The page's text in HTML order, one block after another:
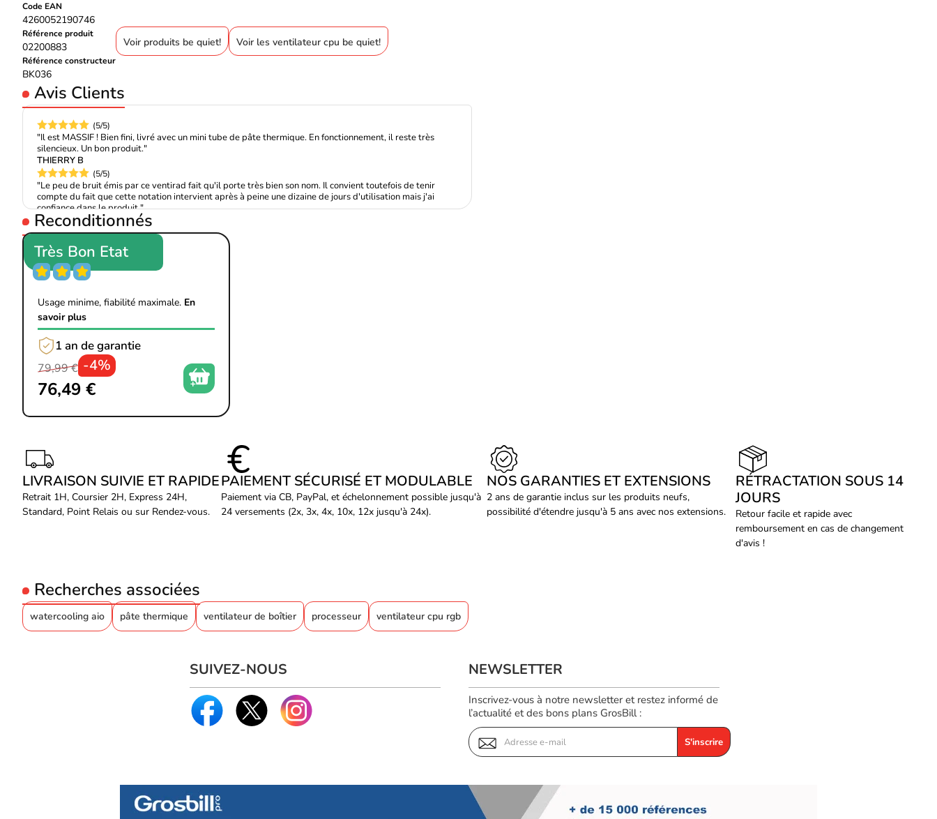
Code EAN
4260052190746
Référence produit
02200883
Référence constructeur
BK036
Voir produits be quiet! Voir les ventilateur cpu be quiet!
Avis Clients
(5/5)
"Il est MASSIF ! Bien fini, livré avec un mini tube de pâte thermique. En fonctionnement, il reste très
silencieux. Un bon produit."
THIERRY B
(5/5)
"Le peu de bruit émis par ce ventirad fait qu'il porte très bien son nom. Il convient toutefois de tenir
compte du fait que cette notation intervient après à peine une dizaine de jours d'utilisation mais j'ai
confiance dans le produit."
FRANCIS F
Reconditionnés
Très Bon Etat
Usage minime, fiabilité maximale. En
savoir plus
1 an de garantie
79,99 € -4%
76,49 €
LIVRAISON SUIVIE ET RAPIDE
Retrait 1H, Coursier 2H, Express 24H,
Standard, Point Relais ou sur Rendez-vous.
PAIEMENT SÉCURISÉ ET MODULABLE
Paiement via CB, PayPal, et échelonnement possible jusqu'à
24 versements (2x, 3x, 4x, 10x, 12x jusqu'à 24x).
NOS GARANTIES ET EXTENSIONS
2 ans de garantie inclus sur les produits neufs,
possibilité d'étendre jusqu'à 5 ans avec nos extensions.
RÉTRACTATION SOUS 14
JOURS
Retour facile et rapide avec
remboursement en cas de changement
d'avis !
Recherches associées
watercooling aio pâte thermique ventilateur de boîtier processeur ventilateur cpu rgb
SUIVEZ-NOUS NEWSLETTER
Inscrivez-vous à notre newsletter et restez informé de
l’actualité et des bons plans GrosBill :
S'inscrire